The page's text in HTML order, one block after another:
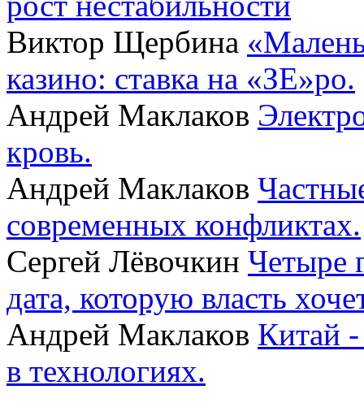
Виктор Щербина
казино: ставка на «ЗЕ»ро.
Андрей Маклаков
кровь.
Андрей Маклаков
современных конфликтах.
Сергей Лёвочкин Четыре
дата, которую власть
Андрей Маклаков Китай
в технологиях.